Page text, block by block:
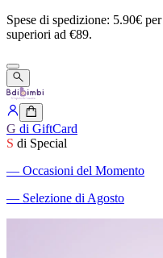
Spese di spedizione: 5.90€ per
superiori ad €89.
G di GiftCard
S di Special
― Occasioni del Momento
― Selezione di Agosto